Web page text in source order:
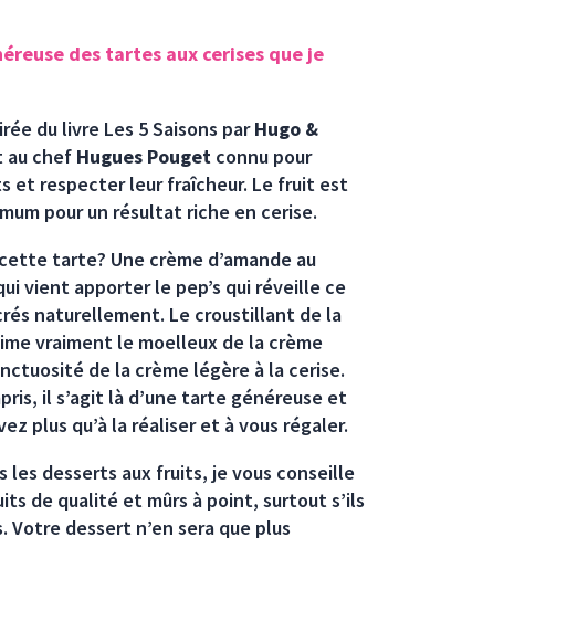
des tartes aux cerises que je
du livre Les 5 Saisons parHugo &
au chef Hugues Pouget connu pour
et respecter leur fraîcheur. Le fruit est
pour un résultat riche en cerise.
tarte? Une crème d’amande au
vient apporter le pep’s qui réveille ce
naturellement. Le croustillant de la
vraiment le moelleux de la crème
de la crème légère à la cerise.
il s’agit là d’une tarte généreuse et
plus qu’à la réaliser et à vous régaler.
les desserts aux fruits, je vous conseille
de qualité et mûrs à point, surtout s’ils
Votre dessert n’en sera que plus